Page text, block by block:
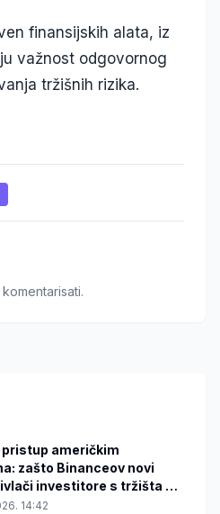
finansijskih alata, iz
važnost odgovornog
tržišnih rizika.
američkim
zašto Binanceov novi
investitore s tržišta u
14:42